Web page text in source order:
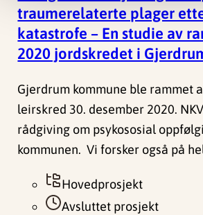
traumerelaterte plager
katastrofe – En studie av
2020 jordskredet i
Gjerdrum kommune ble rammet
leirskred 30. desember 2020.
rådgiving om psykososial
kommunen. Vi forsker også på
Hovedprosjekt
Avsluttet prosjekt